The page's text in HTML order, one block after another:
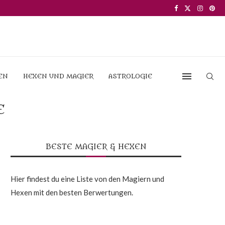
HEXEN UND MAGIER ASTROLOGIE
BESTE MAGIER & HEXEN
Hier findest du eine Liste von den Magiern und
Hexen mit den besten Berwertungen.